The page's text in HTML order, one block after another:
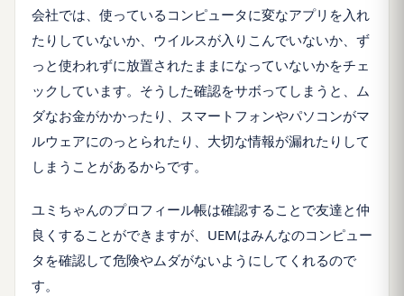
会社では、使っているコンピュータに変なアプリを入れ
たりしていないか、ウイルスが入りこんでいないか、ず
っと使われずに放置されたままになっていないかをチェ
ックしています。そうした確認をサボってしまうと、ム
ダなお金がかかったり、スマートフォンやパソコンがマ
ルウェアにのっとられたり、大切な情報が漏れたりして
しまうことがあるからです。
ユミちゃんのプロフィール帳は確認することで友達と仲
良くすることができますが、UEMはみんなのコンピュー
タを確認して危険やムダがないようにしてくれるので
す。